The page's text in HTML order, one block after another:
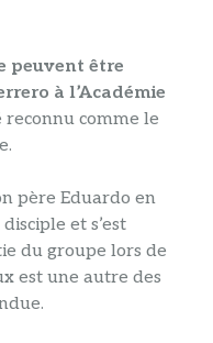
peuvent être
à l’Académie
reconnu comme le
père Eduardo en
et s’est
du groupe lors de
est une autre des